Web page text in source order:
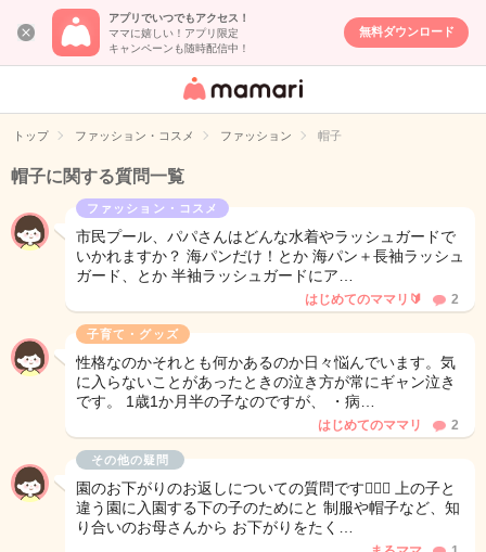
アプリでいつでもアクセス！
ママに嬉しい！アプリ限定
キャンペーンも随時配信中！
無料ダウンロード
女性専用匿名QA
イト
トップ ファッション・コスメ ファッション 帽子
帽子に関する質問一覧
ファッション・コスメ
市民プール、パパさんはどんな水着やラッシュガードで
いかれますか？ 海パンだけ！とか 海パン＋長袖ラッシュ
ガード、とか 半袖ラッシュガードにア…
はじめてのママリ🔰 2
子育て・グッズ
性格なのかそれとも何かあるのか日々悩んでいます。気
に入らないことがあったときの泣き方が常にギャン泣き
です。 1歳1か月半の子なのですが、 ・病…
はじめてのママリ 2
その他の疑問
園のお下がりのお返しについての質問です🙋🏻‍♀️ 上の子と
違う園に入園する下の子のためにと 制服や帽子など、知
り合いのお母さんから お下がりをたく…